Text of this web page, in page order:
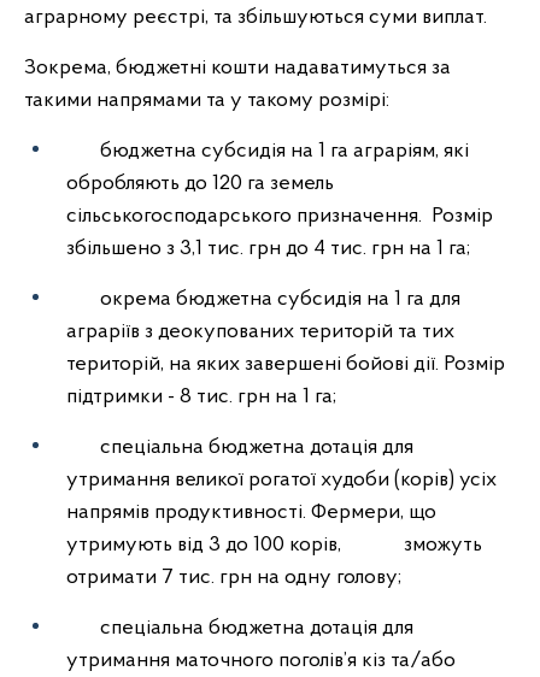
аграрному реєстрі, та збільшуються суми виплат.
Зокрема, бюджетні кошти надаватимуться за
такими напрямами та у такому розмірі:
бюджетна субсидія на 1 га аграріям, які
обробляють до 120 га земель
сільськогосподарського призначення. Розмір
збільшено з 3,1 тис. грн до 4 тис. грн на 1 га;
окрема бюджетна субсидія на 1 га для
аграріїв з деокупованих територій та тих
територій, на яких завершені бойові дії. Розмір
підтримки - 8 тис. грн на 1 га;
спеціальна бюджетна дотація для
утримання великої рогатої худоби (корів) усіх
напрямів продуктивності. Фермери, що
утримують від 3 до 100 корів, зможуть
отримати 7 тис. грн на одну голову;
спеціальна бюджетна дотація для
утримання маточного поголів’я кіз та/або